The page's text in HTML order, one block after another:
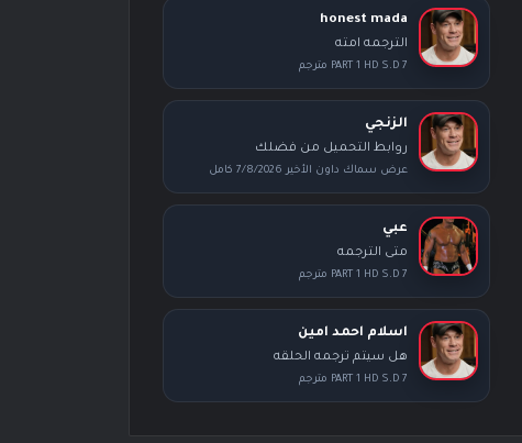
honest mada
الترجمه امته
PART 1 HD S.D 7 مترجم
الزنجي
روابط التحميل من فضلك
عرض سماك داون الأخير 7/8/2026 كامل
عبي
متى الترجمه
PART 1 HD S.D 7 مترجم
اسلام احمد امين
هل سيتم ترجمه الحلقه
PART 1 HD S.D 7 مترجم